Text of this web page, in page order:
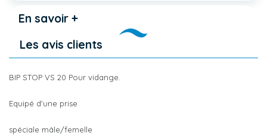
En savoir +
Les avis clients
BIP STOP VS 20 Pour vidange.
Equipé d'une prise
spéciale mâle/femelle